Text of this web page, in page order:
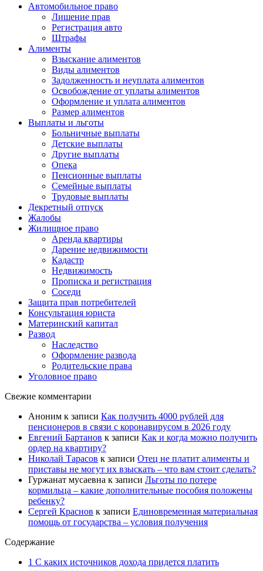
Автомобильное право
Лишение прав
Регистрация авто
Штрафы
Алименты
Взыскание алиментов
Виды алиментов
Задолженность и неуплата алиментов
Освобождение от уплаты алиментов
Оформление и уплата алиментов
Размер алиментов
Выплаты и льготы
Больничные выплаты
Детские выплаты
Другие выплаты
Опека
Пенсионные выплаты
Семейные выплаты
Трудовые выплаты
Декретный отпуск
Жалобы
Жилищное право
Аренда квартиры
Дарение недвижимости
Кадастр
Недвижимость
Прописка и регистрация
Соседи
Защита прав потребителей
Консультация юриста
Материнский капитал
Развод
Наследство
Оформление развода
Родительские права
Уголовное право
Свежие комментарии
Аноним к записи Как получить 4000 рублей для
пенсионеров в связи с коронавирусом в 2026 году
Евгений Бартанов к записи Как и когда можно получить
ордер на квартиру?
Николай Тарасов к записи Отец не платит алименты и
приставы не могут их взыскать – что вам стоит сделать?
Гуржанат мусаевна к записи Льготы по потере
кормильца – какие дополнительные пособия положены
ребенку?
Сергей Краснов к записи Единовременная материальная
помощь от государства – условия получения
Содержание
1 С каких источников дохода придется платить